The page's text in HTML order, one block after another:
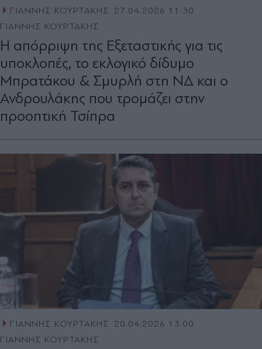
ΓΙΑΝΝΗΣ ΚΟΥΡΤΑΚΗΣ
27.04.2026 11:30
ΓΙΑΝΝΗΣ ΚΟΥΡΤΑΚΗΣ
Η απόρριψη της Εξεταστικής για τις
υποκλοπές, το εκλογικό δίδυµο
Μπρατάκου & Σµυρλή στη ΝΔ και ο
Ανδρουλάκης που τρομάζει στην
προοπτική Τσίπρα
ΓΙΑΝΝΗΣ ΚΟΥΡΤΑΚΗΣ
20.04.2026 13:00
ΓΙΑΝΝΗΣ ΚΟΥΡΤΑΚΗΣ